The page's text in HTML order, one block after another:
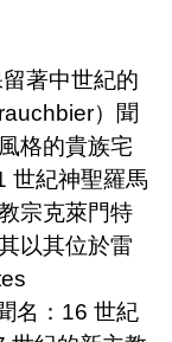
著中世紀的
rauchbier）聞
格的貴族宅
世紀神聖羅馬
宗克萊門特
以其位於雷
名： 16 世紀